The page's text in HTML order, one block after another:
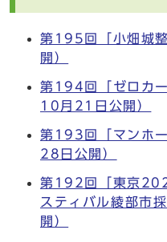
第195回「小畑城
開）
第194回「ゼロカ
10月21日公開）
第193回「マンホ
28日公開）
第192回「東京
スティバル綾部市
開）